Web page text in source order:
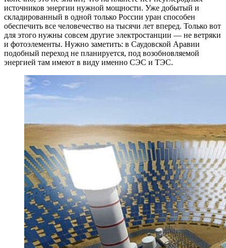
источников энергии нужной мощности. Уже добытый и
складированный в одной только России уран способен
обеспечить все человечество на тысячи лет вперед. Только вот
для этого нужны совсем другие электростанции — не ветряки
и фотоэлементы. Нужно заметить: в Саудовской Аравии
подобный переход не планируется, под возобновляемой
энергией там имеют в виду именно СЭС и ТЭС.